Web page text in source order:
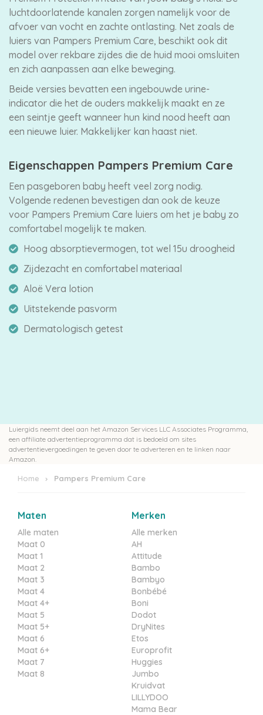
luchtdoorlatende kanalen zorgen namelijk voor de
afvoer van vocht en zachte ontlasting. Net zoals de
luiers van Pampers Premium Care, beschikt ook dit
model over rekbare zijdes die de huid mooi omsluiten
en zich aanpassen aan elke beweging.
Beide versies bevatten een ingebouwde urine-
indicator die het de ouders makkelijk maakt en ze
een seintje geeft wanneer hun kind nood heeft aan
een nieuwe luier. Makkelijker kan haast niet.
Eigenschappen Pampers Premium Care
Een pasgeboren baby heeft veel zorg nodig.
Volgende redenen bevestigen dan ook de keuze
voor Pampers Premium Care luiers om het je baby zo
comfortabel mogelijk te maken.
Hoog absorptievermogen, tot wel 15u droogheid
Zijdezacht en comfortabel materiaal
Aloë Vera lotion
Uitstekende pasvorm
Dermatologisch getest
Luiergids neemt deel aan het Amazon Services LLC Associates Programma,
een affiliate advertentieprogramma dat is bedoeld om sites
advertentievergoedingen te geven door te adverteren en te linken naar
Amazon.
Home Pampers Premium Care
Maten
Alle maten
Maat 0
Maat 1
Maat 2
Maat 3
Maat 4
Maat 4+
Maat 5
Maat 5+
Maat 6
Maat 6+
Maat 7
Maat 8
Merken
Alle merken
AH
Attitude
Bambo
Bambyo
Bonbébé
Boni
Dodot
DryNites
Etos
Europrofit
Huggies
Jumbo
Kruidvat
LILLYDOO
Mama Bear